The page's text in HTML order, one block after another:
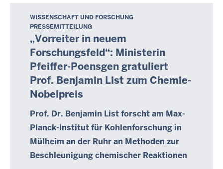
0
:
0
0
b
r
2
2
1
-
0
0
M
i
t
t
w
o
c
,
6
.
O
WISSENSCHAFT UND FORSCHUNG
PRESSEMITTEILUNG
„Vorreiter in neuem
Forschungsfeld“: Ministerin
Pfeiffer-Poensgen gratuliert
Prof. Benjamin List zum Chemie-
Nobelpreis
Prof. Dr. Benjamin List forscht am Max-
Planck-Institut für Kohlenforschung in
Mülheim an der Ruhr an Methoden zur
Beschleunigung chemischer Reaktionen